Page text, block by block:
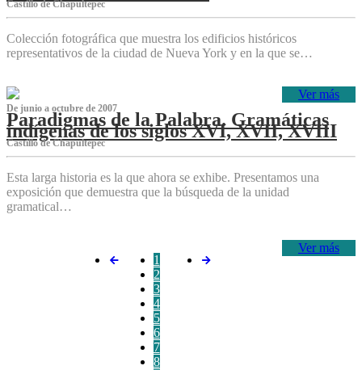
Castillo de Chapultepec
Colección fotográfica que muestra los edificios históricos
representativos de la ciudad de Nueva York y en la que se…
Ver más
De junio a octubre de 2007
Paradigmas de la Palabra. Gramáticas
indígenas de los siglos XVI, XVII, XVIII
Castillo de Chapultepec
Esta larga historia es la que ahora se exhibe. Presentamos una
exposición que demuestra que la búsqueda de la unidad
gramatical…
Ver más
1
2
3
4
5
6
7
8